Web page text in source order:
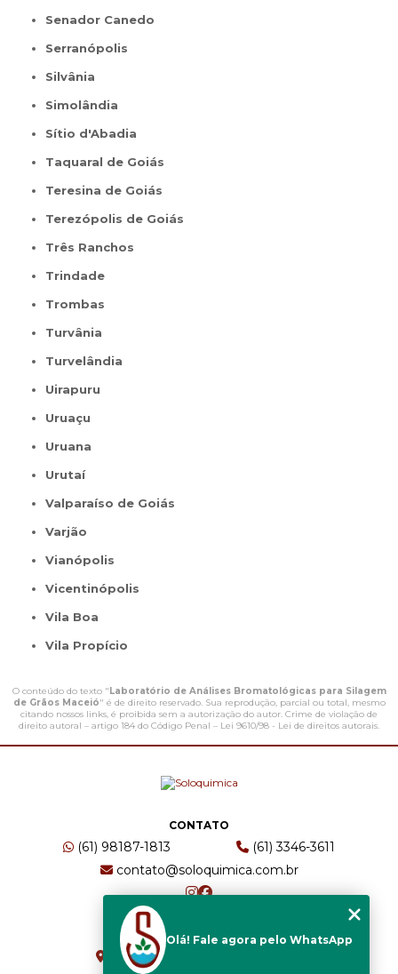
Senador Canedo
Serranópolis
Silvânia
Simolândia
Sítio d'Abadia
Taquaral de Goiás
Teresina de Goiás
Terezópolis de Goiás
Três Ranchos
Trindade
Trombas
Turvânia
Turvelândia
Uirapuru
Uruaçu
Uruana
Urutaí
Valparaíso de Goiás
Varjão
Vianópolis
Vicentinópolis
Vila Boa
Vila Propício
O conteúdo do texto " Laboratório de Análises Bromatológicas para Silagem
de Grãos Maceió" é de direito reservado. Sua reprodução, parcial ou total, mesmo
citando nossos links, é proibida sem a autorização do autor. Crime de violação de
direito autoral – artigo 184 do Código Penal – Lei 9610/98 - Lei de direitos autorais.
CONTATO
(61) 98187-1813
(61) 3346-3611
contato@soloquimica.com.br
ENDEREÇO
CRS 511 Sul, Bl B, Sl 49 - Asa Sul
Olá! Fale agora pelo WhatsApp